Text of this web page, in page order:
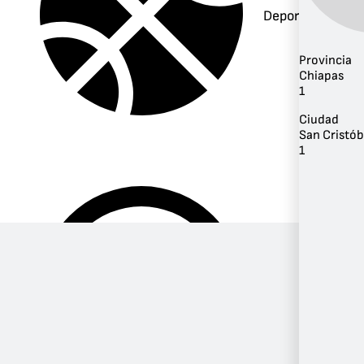
Deportes
Provincia
Chiapas
1
Ciudad
San
1